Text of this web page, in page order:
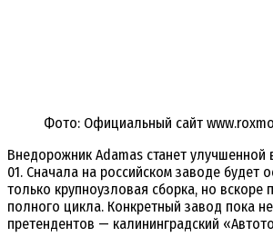
Фото: Официальный сайт
Внедорожник Adamas станет улучшенной
01. Сначала на российском заводе будет
только крупноузловая сборка, но вскоре
полного цикла. Конкретный завод пока
претендентов — калининградский